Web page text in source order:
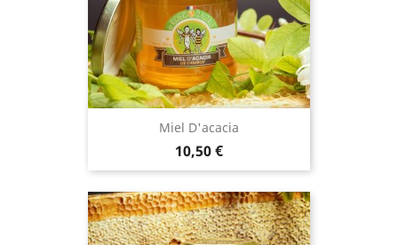
Miel D'acacia
Prix
10,50 €